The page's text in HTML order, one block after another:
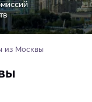
из Москвы